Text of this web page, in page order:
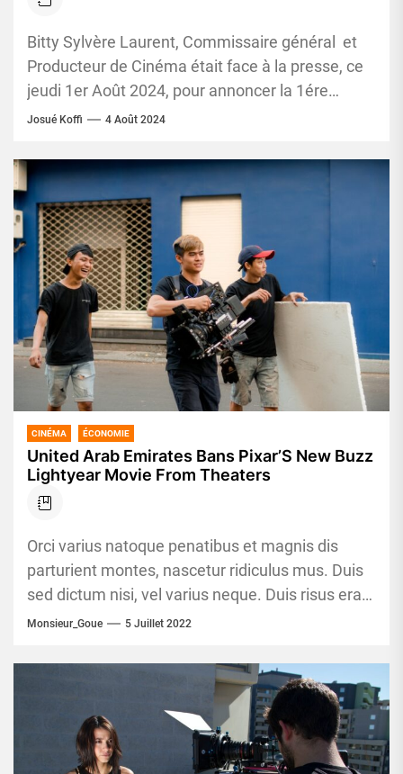
Bitty Sylvère Laurent, Commissaire général et
Producteur de Cinéma était face à la presse, ce
jeudi 1er Août 2024, pour annoncer la 1ére
édition des...
Josué Koffi 4 Août 2024
CINÉMA ÉCONOMIE
United Arab Emirates Bans Pixar’S New Buzz
Lightyear Movie From Theaters
Orci varius natoque penatibus et magnis dis
parturient montes, nascetur ridiculus mus. Duis
sed dictum nisi, vel varius neque. Duis risus erat,
egestas et est...
Monsieur_Goue 5 Juillet 2022